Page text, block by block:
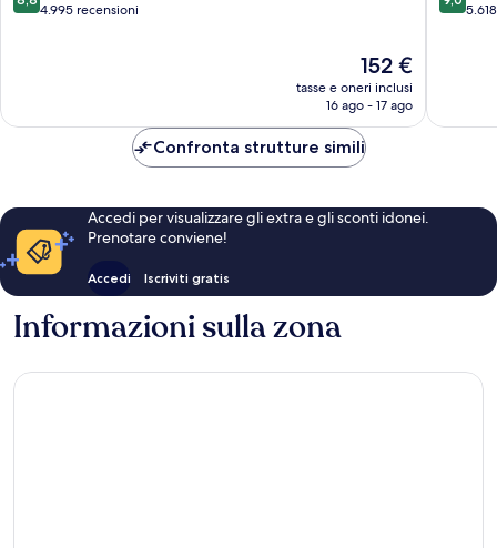
South
su
4.995 recensioni
Il
prezzo
attuale
152 €
152 €
tasse e oneri inclusi
16 ago - 17 ago
South
su
Confronta strutture simili
Accedi per visualizzare gli extra e gli sconti idonei.
Prenotare conviene!
Accedi Iscriviti gratis
Informazioni sulla zona